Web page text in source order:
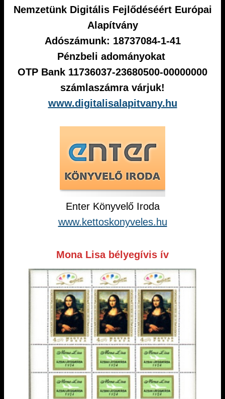
Nemzetünk Digitális Fejlődéséért Európai
Alapítvány
Adószámunk: 18737084-1-41
Pénzbeli adományokat
OTP Bank 11736037-23680500-00000000
számlaszámra várjuk!
www.digitalisalapitvany.hu
Enter Könyvelő Iroda
www.kettoskonyveles.hu
Mona Lisa bélyegívis ív